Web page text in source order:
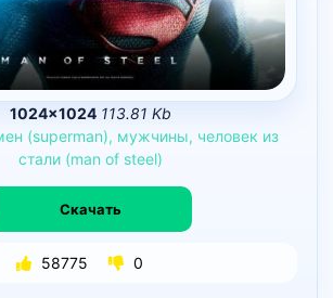
1024×1024 113.81 Kb
(superman), мужчины, человек из
стали (man of steel)
Скачать
58775 0